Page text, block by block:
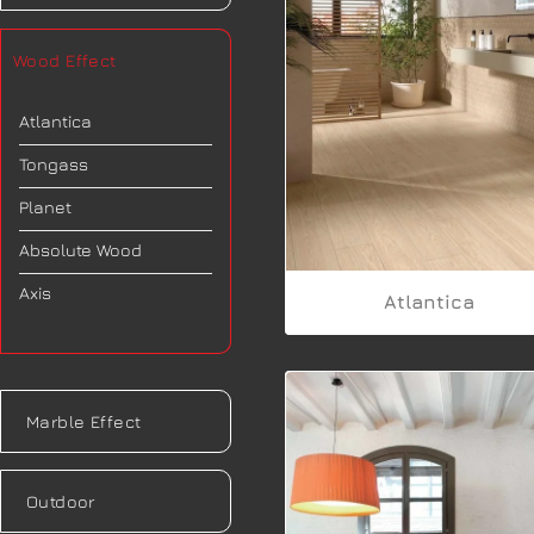
Wood Effect
Atlantica
Tongass
Planet
Absolute Wood
Axis
Marble Effect
Outdoor
Atlantica